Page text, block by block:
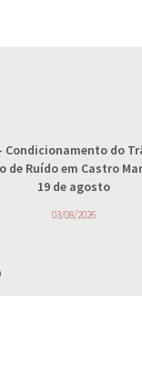
- Condicionamento do
de Ruído em Castro
19 de agosto
03/08/2026